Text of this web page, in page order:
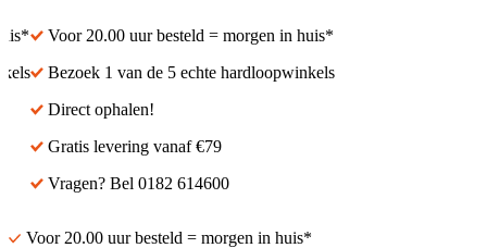
Voor 20.00 uur besteld = morgen in huis*
Bezoek 1 van de 5 echte hardloopwinkels
Direct ophalen!
Gratis levering vanaf €79
Vragen? Bel 0182 614600
Voor 20.00 uur besteld = morgen in huis*